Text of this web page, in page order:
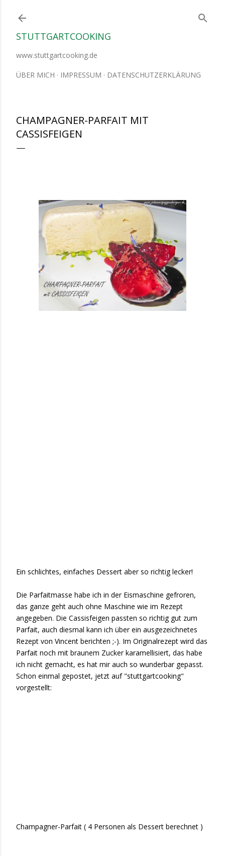
STUTTGARTCOOKING
www.stuttgartcooking.de
ÜBER MICH IMPRESSUM DATENSCHUTZERKLÄRUNG
CHAMPAGNER-PARFAIT MIT
CASSISFEIGEN
Ein schlichtes, einfaches Dessert aber so richtig lecker!
Die Parfaitmasse habe ich in der Eismaschine gefroren,
das ganze geht auch ohne Maschine wie im Rezept
angegeben. Die Cassisfeigen passten so richtig gut zum
Parfait, auch diesmal kann ich über ein ausgezeichnetes
Rezept von Vincent berichten ;-). Im Originalrezept wird das
Parfait noch mit braunem Zucker karamellisiert, das habe
ich nicht gemacht, es hat mir auch so wunderbar gepasst.
Schon einmal gepostet, jetzt auf "stuttgartcooking"
vorgestellt:
Champagner-Parfait ( 4 Personen als Dessert berechnet )